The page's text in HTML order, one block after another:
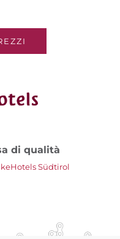
di qualità
Südtirol